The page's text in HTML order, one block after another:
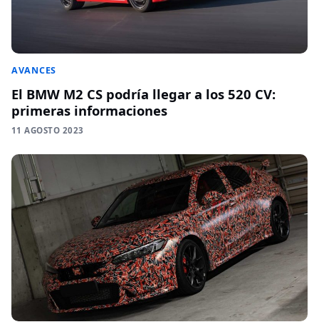
AVANCES
El BMW M2 CS podría llegar a los 520 CV:
primeras informaciones
11 AGOSTO 2023